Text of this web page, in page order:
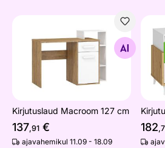
Kirjutuslaud Macroom 127 cm
Otsi sarnaseid
Kirjutuslaud Macroom 127 cm
137,91 €
ajavahemikul 11.09 - 18.09
182